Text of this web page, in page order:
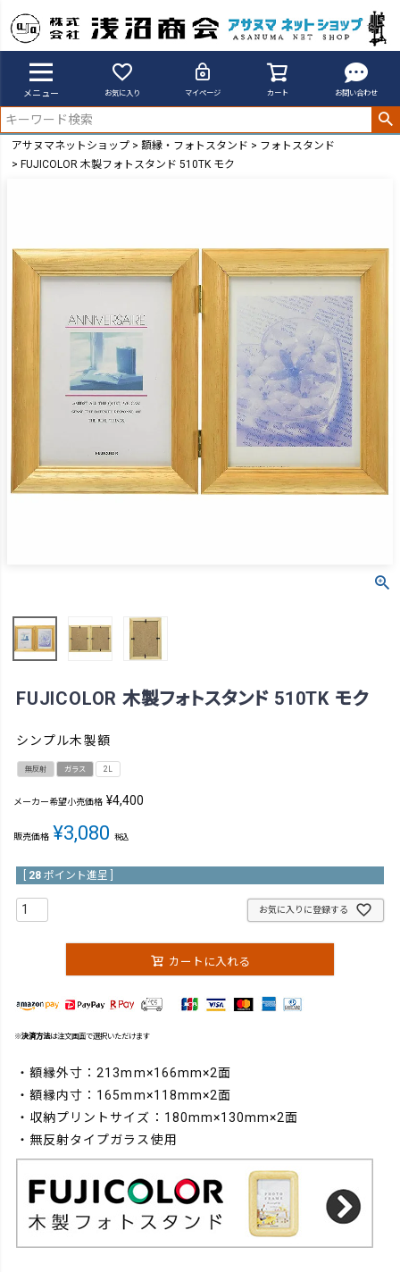
メニュー お気に入り マイページ カート お問い合わせ
アサヌマネットショップ 額縁・フォトスタンド
フォトスタンド
FUJICOLOR 木製フォトスタンド 510TK モク
FUJICOLOR 木製フォトスタンド 510TK モク
シンプル木製額
無反射 ガラス 2L
メーカー希望小売価格 ¥4,400
販売価格 ¥3,080 税込
28 ポイント進呈 ]
お気に入りに登録する
カートに入れる
※決済方法は注文画面で選択いただけます
・額縁外寸：213mm×166mm×2面
・額縁内寸：165mm×118mm×2面
・収納プリントサイズ：180mm×130mm×2面
・無反射タイプガラス使用